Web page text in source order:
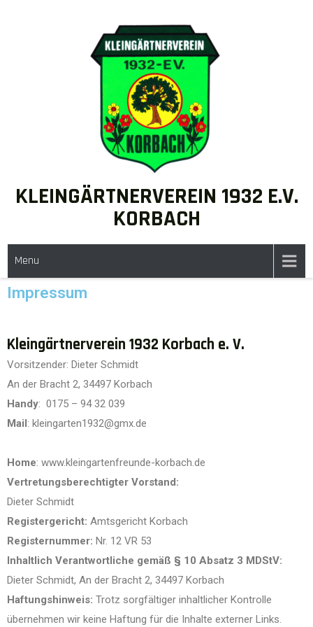
KLEINGÄRTNERVEREIN 1932 E.V.
KORBACH
Menu
Impressum
Kleingärtnerverein 1932 Korbach e. V.
Vorsitzender: Dieter Schmidt
An der Bracht 2, 34497 Korbach
Handy: 0175 – 94 32 039
Mail: kleingarten1932@gmx.de
Home: www.kleingartenfreunde-korbach.de
Vertretungsberechtigter Vorstand:
Dieter Schmidt
Registergericht: Amtsgericht Korbach
Registernummer: Nr. 12 VR 53
Inhaltlich Verantwortliche gemäß § 10 Absatz 3 MDStV:
Dieter Schmidt, An der Bracht 2, 34497 Korbach
Haftungshinweis: Trotz sorgfältiger inhaltlicher Kontrolle
übernehmen wir keine Haftung für die Inhalte externer Links.